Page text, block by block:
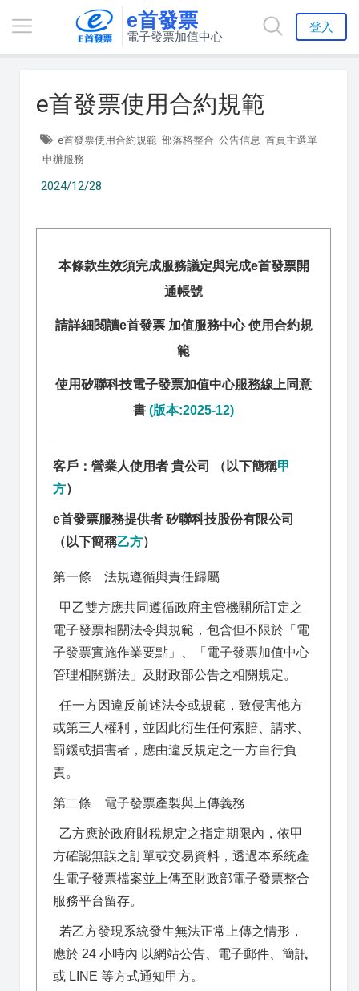
e首發票
電子發票加值中心
登入
e首發票使用合約規範
e首發票使用合約規範 部落格整合 公告信息 首頁主選單
申辦服務
2024/12/28
本條款生效須完成服務議定與完成e首發票開
通帳號
請詳細閱讀e首發票 加值服務中心 使用合約規
範
使用矽聯科技電子發票加值中心服務線上同意
書 (版本:2025-12)
客戶：營業人使用者 貴公司 （以下簡稱甲
方）
e首發票服務提供者 矽聯科技股份有限公司
（以下簡稱乙方）
第一條 法規遵循與責任歸屬
甲乙雙方應共同遵循政府主管機關所訂定之
電子發票相關法令與規範，包含但不限於「電
子發票實施作業要點」、「電子發票加值中心
管理相關辦法」及財政部公告之相關規定。
任一方因違反前述法令或規範，致侵害他方
或第三人權利，並因此衍生任何索賠、請求、
罰鍰或損害者，應由違反規定之一方自行負
責。
第二條 電子發票產製與上傳義務
乙方應於政府財稅規定之指定期限內，依甲
方確認無誤之訂單或交易資料，透過本系統產
生電子發票檔案並上傳至財政部電子發票整合
服務平台留存。
若乙方發現系統發生無法正常上傳之情形，
應於 24 小時內 以網站公告、電子郵件、簡訊
或 LINE 等方式通知甲方。